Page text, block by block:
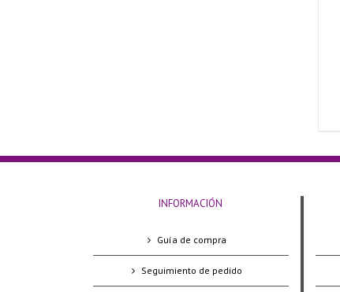
INFORMACIÓN
Guía de compra
Seguimiento de pedido